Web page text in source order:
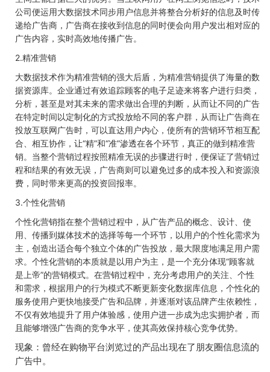
公司便运用大数据技术同步用户信息并将整合分析好的信息及时传
递给广告商，广告商在接收到信息的同时便会向用户发出相对应的
广告内容，实时高效地传播广告。
2.精准营销
大数据技术作为精准营销的强大后盾，为精准营销提供了海量的数
据资源库。企业通过有效追踪顾客的电子足迹来将客户进行归类，
分析，甚至是对其未来的需求做出合理的判断，从而让不同的广告
在特定时间以定制化的方式投放给不同的客户群，从而让广告商在
投放互联网广告时，可以直达用户内心，使所有的营销环节相互配
合、相互协作，让“精”和“准”渗透在各个环节，真正的做到精准营
销。当整个营销过程按照精准无误的步骤进行时，便保证了营销过
程和结果的有效无误，广告商则可以避免过多的成本投入和资源浪
费，同时带来更高的投资回报率。
3.个性化营销
个性化营销指在整个营销过程中，从广告产品的概念、设计、使
用、传播到媒体技术的选择等每一个环节，以用户的个性化需求为
主，创造出适合每个独立个体的广告投放，最大限度地满足用户需
求。个性化营销的本质就是以用户为主，是一个充分体现“顾客就
是上帝”的营销模式。在营销过程中，充分考虑用户的关注、个性
和需求，根据用户的行为模式不断更新变化数据库信息，个性化的
服务使用户更快地接受广告和品牌，并逐渐对该品牌产生依赖性，
不仅有效地提升了用户体验感，使用户进一步成为忠实拥护者，而
且能够增强广告商的竞争水平，使其高效保持核心竞争优势。
现象：曾经在购物平台浏览过的产品出现在了朋友圈信息流的
广告中。